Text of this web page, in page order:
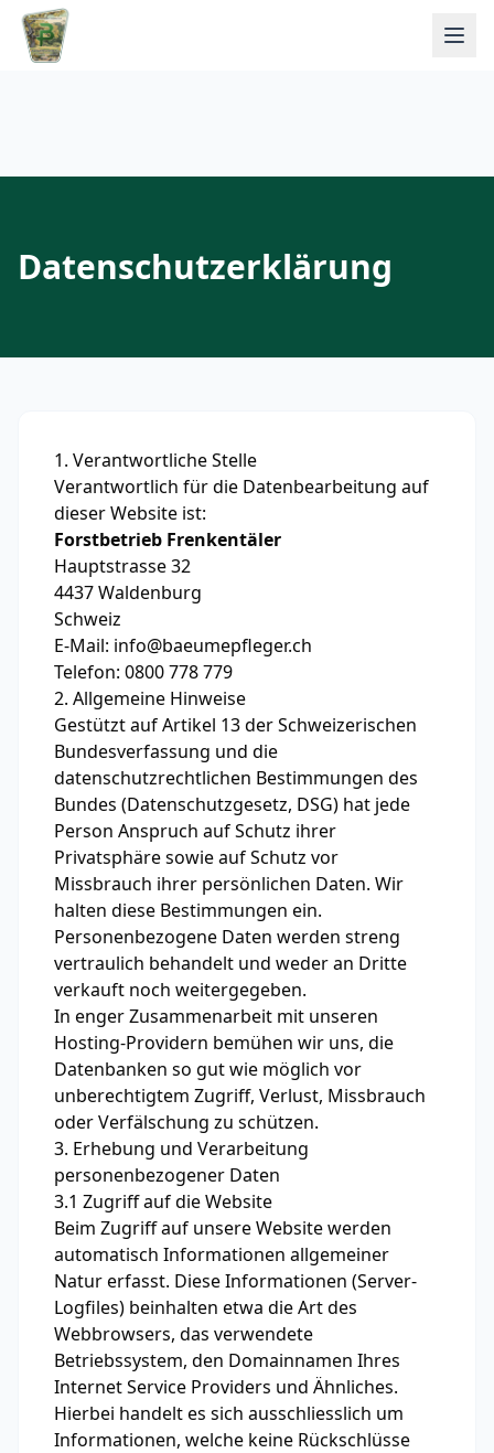
Datenschutzerklärung
1. Verantwortliche Stelle
Verantwortlich für die Datenbearbeitung auf
dieser Website ist:
Forstbetrieb Frenkentäler
Hauptstrasse 32
4437 Waldenburg
Schweiz
E-Mail: info@baeumepfleger.ch
Telefon: 0800 778 779
2. Allgemeine Hinweise
Gestützt auf Artikel 13 der Schweizerischen
Bundesverfassung und die
datenschutzrechtlichen Bestimmungen des
Bundes (Datenschutzgesetz, DSG) hat jede
Person Anspruch auf Schutz ihrer
Privatsphäre sowie auf Schutz vor
Missbrauch ihrer persönlichen Daten. Wir
halten diese Bestimmungen ein.
Personenbezogene Daten werden streng
vertraulich behandelt und weder an Dritte
verkauft noch weitergegeben.
In enger Zusammenarbeit mit unseren
Hosting-Providern bemühen wir uns, die
Datenbanken so gut wie möglich vor
unberechtigtem Zugriff, Verlust, Missbrauch
oder Verfälschung zu schützen.
3. Erhebung und Verarbeitung
personenbezogener Daten
3.1 Zugriff auf die Website
Beim Zugriff auf unsere Website werden
automatisch Informationen allgemeiner
Natur erfasst. Diese Informationen (Server-
Logfiles) beinhalten etwa die Art des
Webbrowsers, das verwendete
Betriebssystem, den Domainnamen Ihres
Internet Service Providers und Ähnliches.
Hierbei handelt es sich ausschliesslich um
Informationen, welche keine Rückschlüsse